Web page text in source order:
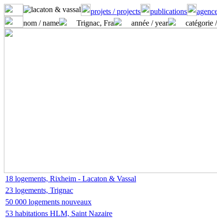
projets / projects publications
nom / name
Trignac, Fra année / year catégorie
18 logements, Rixheim - Lacaton & Vassal
23 logements, Trignac
50 000 logements nouveaux
53 habitations HLM, Saint Nazaire